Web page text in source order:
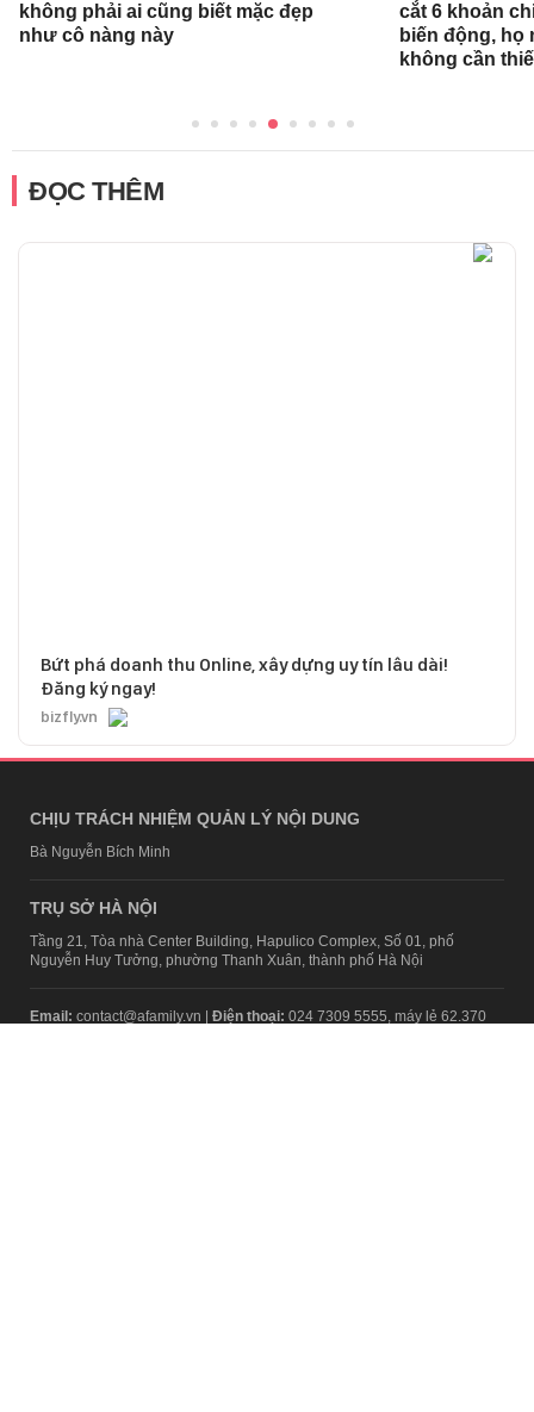
không phải ai cũng biết mặc đẹp
như cô nàng này
cắt 6 khoản
biến động, họ
không cần
ĐỌC THÊM
Bứt phá doanh thu Online, xây dựng uy tín lâu dài!
Đăng ký ngay!
bizfly.vn
CHỊU TRÁCH NHIỆM QUẢN LÝ NỘI DUNG
Bà Nguyễn Bích Minh
TRỤ SỞ HÀ NỘI
Tầng 21, Tòa nhà Center Building, Hapulico Complex, Số 01, phố
Nguyễn Huy Tưởng, phường Thanh Xuân, thành phố Hà Nội
Email: contact@afamily.vn | Điện thoại: 024 7309 5555, máy lẻ 62.370